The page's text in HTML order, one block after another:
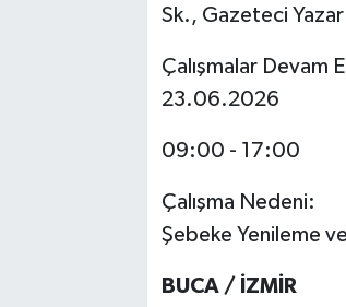
Sk., Gazeteci
Çalışmalar Devam
23.06.2026
09:00 - 17:00
Çalışma Nedeni:
Şebeke Yenileme ve
BUCA / İZMİR